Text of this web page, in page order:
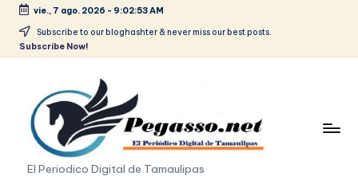
Saltar
vie., 7 ago. 2026 - 9:02:53 AM
Subscribe to our bloghashter & never miss our best posts.
Subscribe Now!
p
El Periodico Digital de Tamaulipas